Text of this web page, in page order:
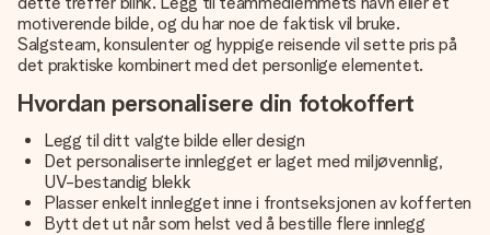
motiverende bilde, og du har noe de faktisk vil bruke.
Salgsteam, konsulenter og hyppige reisende vil sette pris på
det praktiske kombinert med det personlige elementet.
Hvordan personalisere din fotokoffert
Legg til ditt valgte bilde eller design
Det personaliserte innlegget er laget med miljøvennlig,
UV-bestandig blekk
Plasser enkelt innlegget inne i frontseksjonen av kofferten
Bytt det ut når som helst ved å bestille flere innlegg